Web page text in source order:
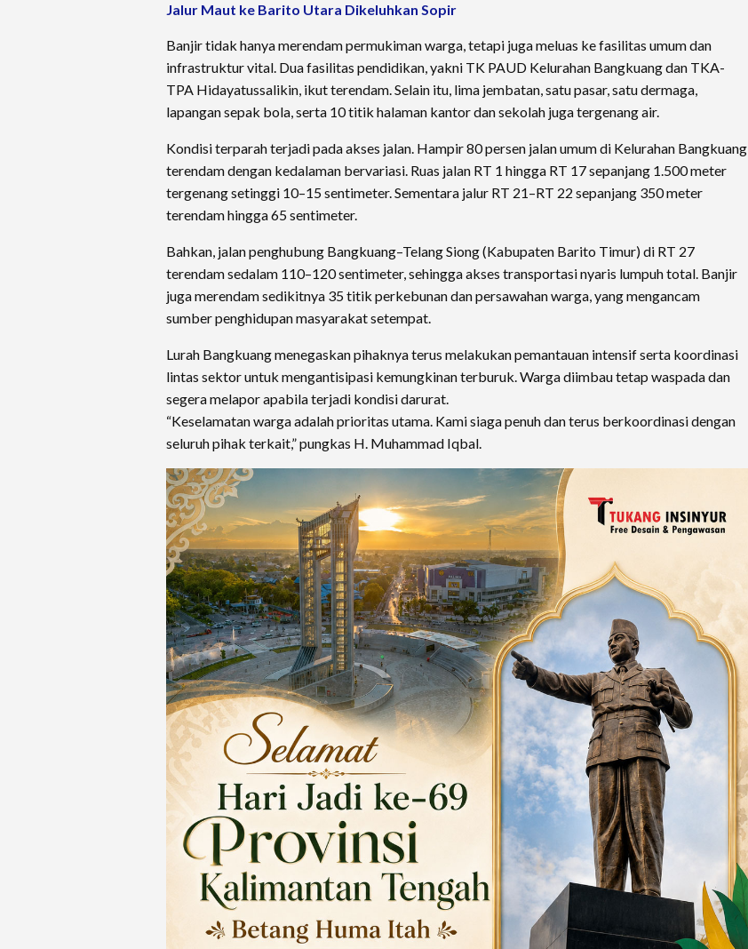
Jalur Maut ke Barito Utara Dikeluhkan Sopir
Banjir tidak hanya merendam permukiman warga, tetapi juga meluas ke fasilitas umum dan
infrastruktur vital. Dua fasilitas pendidikan, yakni TK PAUD Kelurahan Bangkuang dan TKA-
TPA Hidayatussalikin, ikut terendam. Selain itu, lima jembatan, satu pasar, satu dermaga,
lapangan sepak bola, serta 10 titik halaman kantor dan sekolah juga tergenang air.
Kondisi terparah terjadi pada akses jalan. Hampir 80 persen jalan umum di Kelurahan Bangkuang
terendam dengan kedalaman bervariasi. Ruas jalan RT 1 hingga RT 17 sepanjang 1.500 meter
tergenang setinggi 10–15 sentimeter. Sementara jalur RT 21–RT 22 sepanjang 350 meter
terendam hingga 65 sentimeter.
Bahkan, jalan penghubung Bangkuang–Telang Siong (Kabupaten Barito Timur) di RT 27
terendam sedalam 110–120 sentimeter, sehingga akses transportasi nyaris lumpuh total. Banjir
juga merendam sedikitnya 35 titik perkebunan dan persawahan warga, yang mengancam
sumber penghidupan masyarakat setempat.
Lurah Bangkuang menegaskan pihaknya terus melakukan pemantauan intensif serta koordinasi
lintas sektor untuk mengantisipasi kemungkinan terburuk. Warga diimbau tetap waspada dan
segera melapor apabila terjadi kondisi darurat.
“Keselamatan warga adalah prioritas utama. Kami siaga penuh dan terus berkoordinasi dengan
seluruh pihak terkait,” pungkas H. Muhammad Iqbal.